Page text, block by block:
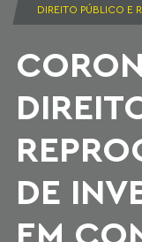
DIREITO PÚBLICO E
DE
EM